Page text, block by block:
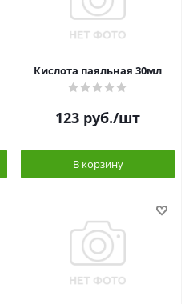
Кислота паяльная 30мл
123 руб./шт
В корзину